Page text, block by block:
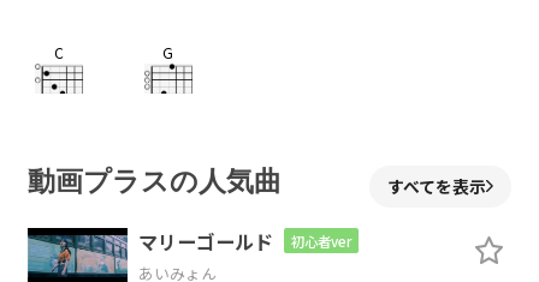
C G
だけ
Am
ど僕は港
Em7
にいる
動画プラスの人気曲 すべてを表示
マリーゴールド 初心者ver
あいみょん